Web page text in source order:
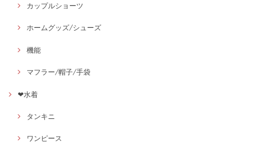
カップルショーツ
ホームグッズ/シューズ
機能
マフラー/帽子/手袋
❤水着
タンキニ
ワンピース